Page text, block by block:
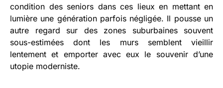
condition des seniors dans ces lieux en mettant en
lumière une génération parfois négligée. Il pousse un
autre regard sur des zones suburbaines souvent
sous-estimées dont les murs semblent vieillir
lentement et emporter avec eux le souvenir d’une
utopie moderniste.